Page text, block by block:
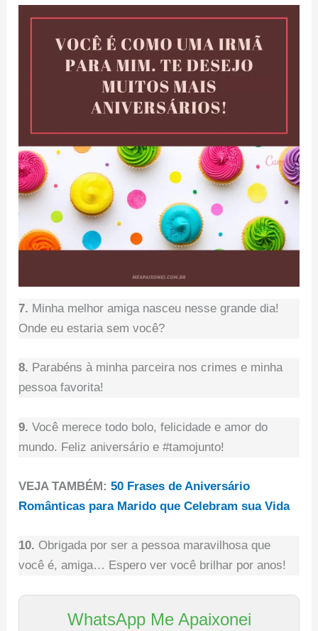
7. Minha melhor amiga nasceu nesse grande dia!
Onde eu estaria sem você?
8. Parabéns à minha parceira nos crimes e minha
pessoa favorita!
9. Você merece todo bolo, felicidade e amor do
mundo. Feliz aniversário e #tamojunto!
VEJA TAMBÉM:50 Frases de Aniversário
Românticas para Marido que Celebram sua Vida
10. Obrigada por ser a pessoa maravilhosa que
você é, amiga… Espero ver você brilhar por anos!
WhatsApp Me Apaixonei